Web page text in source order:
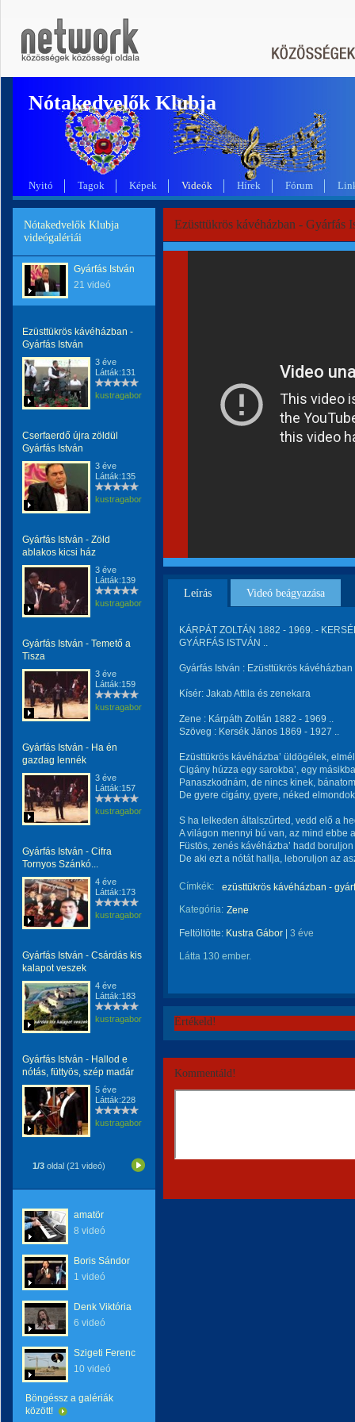
Nótakedvelők Klubja
Nyitó Tagok Képek Videók Hírek Fórum
Nótakedvelők Klubja
videógalériái
Gyárfás István
21 videó
Ezüsttükrös kávéházban -
Gyárfás István
3 éve
Látták:131
kustragabor
Cserfaerdő újra zöldül
Gyárfás István
3 éve
Látták:135
kustragabor
Gyárfás István - Zöld
ablakos kicsi ház
3 éve
Látták:139
kustragabor
Gyárfás István - Temető a
Tisza
3 éve
Látták:159
kustragabor
Gyárfás István - Ha én
gazdag lennék
3 éve
Látták:157
kustragabor
Gyárfás István - Cifra
Tornyos Szánkó...
4 éve
Látták:173
kustragabor
Gyárfás István - Csárdás kis
kalapot veszek
4 éve
Látták:183
kustragabor
Gyárfás István - Hallod e
nótás, füttyös, szép madár
5 éve
Látták:228
kustragabor
1/3 oldal (21 videó)
amatör
8 videó
Boris Sándor
1 videó
Denk Viktória
6 videó
Szigeti Ferenc
10 videó
Böngéssz a galériák
között!
Ezüsttükrös kávéházban - Gyárfás
Leírás Videó beágyazása
KÁRPÁT ZOLTÁN 1882 - 1969. -
GYÁRFÁS ISTVÁN ..
Gyárfás István : Ezüsttükrös kávéházban
Kísér: Jakab Attila és zenekara
Zene : Kárpáth Zoltán 1882 - 1969 ..
Szöveg : Kersék János 1869 - 1927 ..
Ezüsttükrös kávéházba’ üldögélek,
Cigány húzza egy sarokba’, egy
Panaszkodnám, de nincs kinek,
De gyere cigány, gyere, néked
S ha lelkeden általszűrted, vedd elő a
A világon mennyi bú van, az mind ebbe
Füstös, zenés kávéházba’ hadd
De aki ezt a nótát hallja, leboruljon az
Címkék:
ezüsttükrös kávéházban -
Kategória: Zene
Feltöltötte: Kustra Gábor 3 éve
Látta 130 ember.
Értékeld!
Kommentáld!